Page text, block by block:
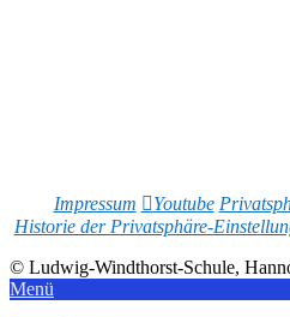
Impressum Youtube
Historie der Privatsphäre-
© Ludwig-Windthorst-Schule,
Menü